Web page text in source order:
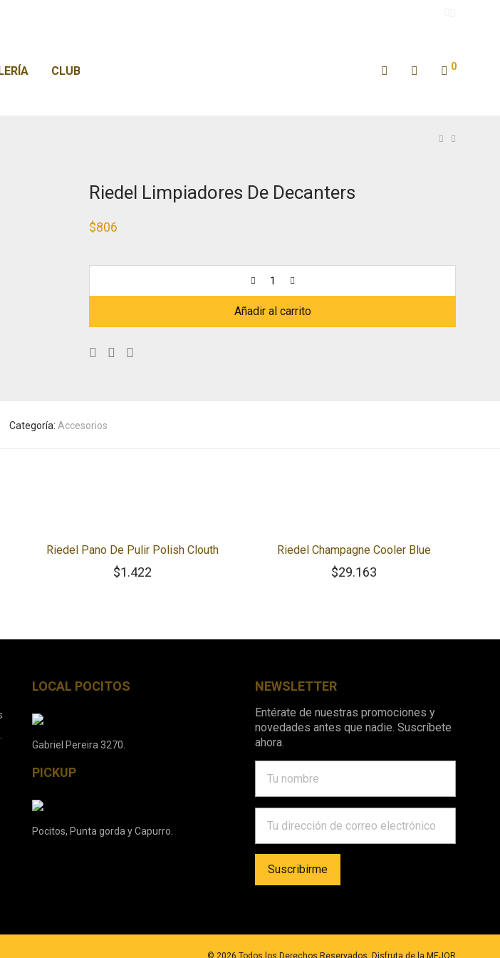
CLUB 0
Riedel Limpiadores De Decanters
$806
Añadir al carrito
Categoría: Accesorios
Riedel Pano De Pulir Polish Clouth
$1.422
Riedel Champagne Cooler Blue
$29.163
LOCAL POCITOS
Gabriel Pereira 3270.
PICKUP
Pocitos, Punta gorda y Capurro.
NEWSLETTER
Entérate de nuestras promociones y
novedades antes que nadie. Suscríbete
ahora.
© 2026 Todos los Derechos Reservados. Disfruta de la MEJOR